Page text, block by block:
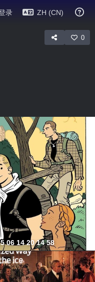
录 ZH (CN)
0
06 14 20 14 58